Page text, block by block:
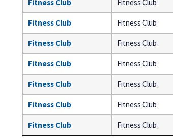
Fitness Club Fitness Club
Fitness Club Fitness Club
Fitness Club Fitness Club
Fitness Club Fitness Club
Fitness Club Fitness Club
Fitness Club Fitness Club
Fitness Club Fitness Club